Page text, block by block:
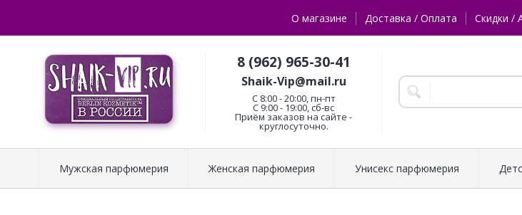
О магазине Доставка / Оплата Скидки /
8 (962) 965-30-41
Shaik-Vip@mail.ru
C 8:00 - 20:00, пн-пт
С 9:00 - 19:00, сб-вс
Приём заказов на сайте -
круглосуточно.
Мужская парфюмерия Женская парфюмерия Унисекс парфюмерия